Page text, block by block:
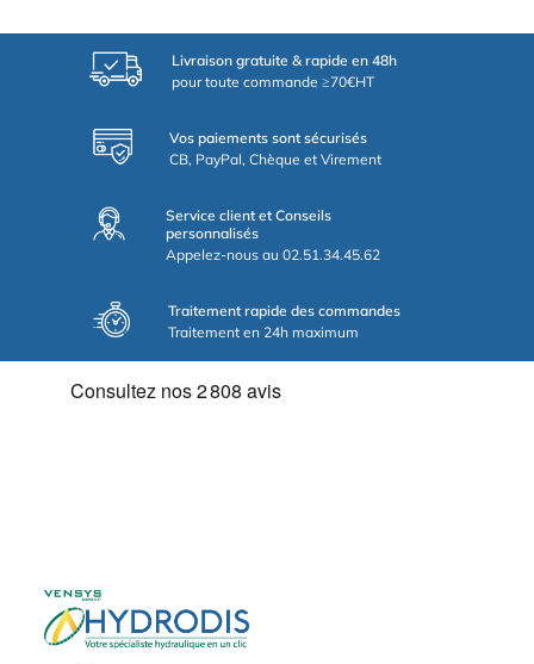
Livraison gratuite & rapide en 48h
pour toute commande ≥70€HT
Vos paiements sont sécurisés
CB, PayPal, Chèque et Virement
Service client et Conseils
personnalisés
Appelez-nous au 02.51.34.45.62
Traitement rapide des commandes
Traitement en 24h maximum